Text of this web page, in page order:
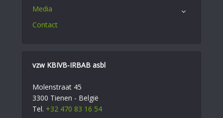
Media
Contact
vzw KBIVB-IRBAB asbl
Molenstraat 45
3300 Tienen - België
Tel. +32 470 83 16 54